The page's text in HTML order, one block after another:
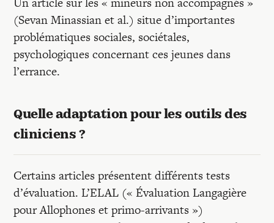
(Sevan Minassian et al.) situe d’importantes
problématiques sociales, sociétales,
psychologiques concernant ces jeunes dans
l’errance.
Quelle adaptation pour les outils des
cliniciens ?
Certains articles présentent différents tests
d’évaluation. L’ELAL (« Évaluation Langagière
pour Allophones et primo-arrivants »)